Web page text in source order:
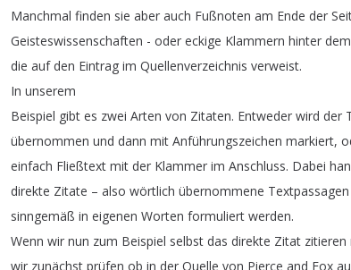
Manchmal finden sie aber auch Fußnoten am Ende der
Geisteswissenschaften - oder eckige Klammern hinter dem
die auf den Eintrag im Quellenverzeichnis verweist.
In unserem
Beispiel gibt es zwei Arten von Zitaten. Entweder wird der
übernommen und dann mit Anführungszeichen markiert,
einfach Fließtext mit der Klammer im Anschluss. Dabei
direkte Zitate – also wörtlich übernommene Textpassagen
sinngemäß in eigenen Worten formuliert werden.
Wenn wir nun zum Beispiel selbst das direkte Zitat zitieren
wir zunächst prüfen ob in der Quelle von Pierce and Fox